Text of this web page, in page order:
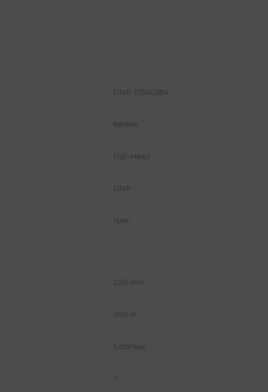
DNP-17340884
Résine
Flat-Head
DNP
Noir
220 mm
450 m
Extérieur
1"